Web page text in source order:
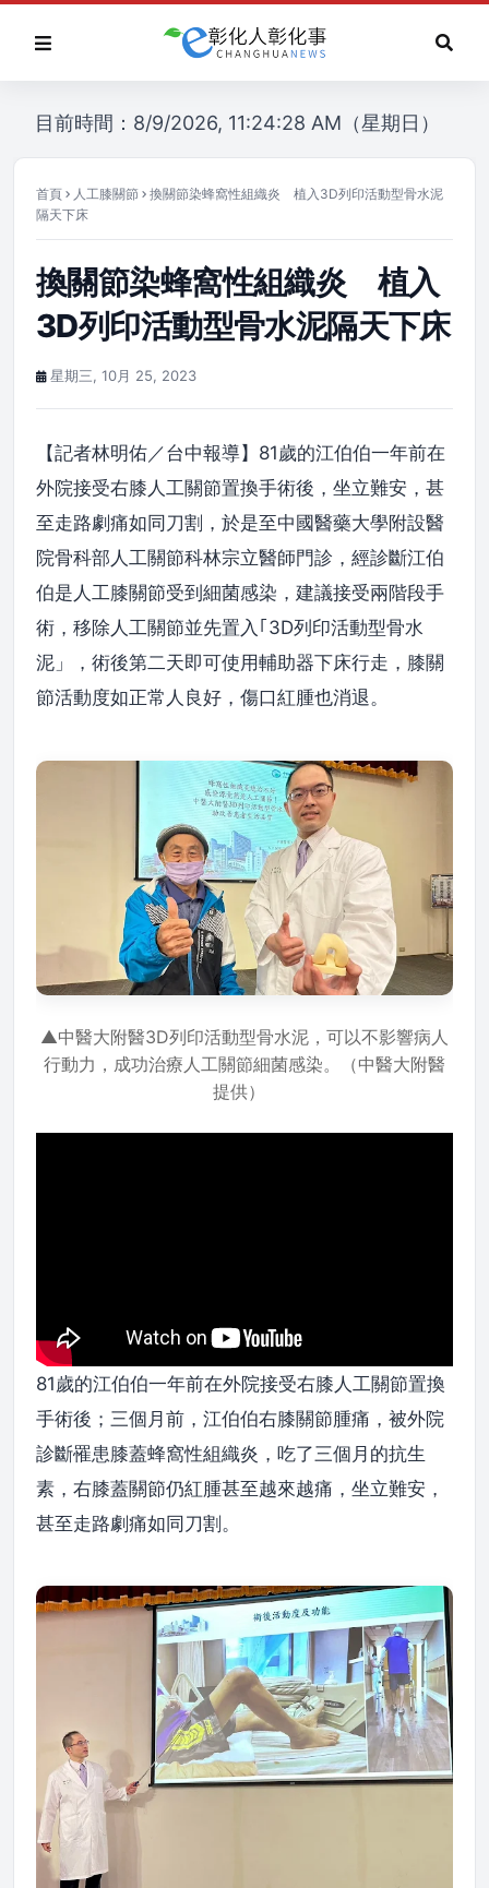
目前時間：8/9/2026, 11:24:28 AM（星期日）
首頁 人工膝關節
換關節染蜂窩性組織炎 植入3D列印活動型骨水泥
隔天下床
換關節染蜂窩性組織炎 植入
3D列印活動型骨水泥隔天下床
星期三, 10月 25, 2023
【記者林明佑／台中報導】81歲的江伯伯一年前在
外院接受右膝人工關節置換手術後，坐立難安，甚
至走路劇痛如同刀割，於是至中國醫藥大學附設醫
院骨科部人工關節科林宗立醫師門診，經診斷江伯
伯是人工膝關節受到細菌感染，建議接受兩階段手
術，移除人工關節並先置入｢3D列印活動型骨水
泥」，術後第二天即可使用輔助器下床行走，膝關
節活動度如正常人良好，傷口紅腫也消退。
▲中醫大附醫3D列印活動型骨水泥，可以不影響病人
行動力，成功治療人工關節細菌感染。（中醫大附醫
提供）
81歲的江伯伯一年前在外院接受右膝人工關節置換
手術後；三個月前，江伯伯右膝關節腫痛，被外院
診斷罹患膝蓋蜂窩性組織炎，吃了三個月的抗生
素，右膝蓋關節仍紅腫甚至越來越痛，坐立難安，
甚至走路劇痛如同刀割。